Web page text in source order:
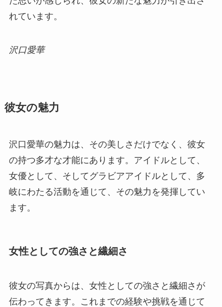
れています。
沢口愛華
彼女の魅力
沢口愛華の魅力は、その美しさだけでなく、彼女
の持つ多才な才能にあります。アイドルとして、
女優として、そしてグラビアアイドルとして、多
岐にわたる活動を通じて、その魅力を発揮してい
ます。
女性としての強さと繊細さ
彼女の写真からは、女性としての強さと繊細さが
伝わってきます。これまでの経験や挑戦を通じて